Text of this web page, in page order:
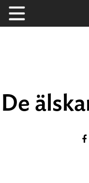
Skip
to
De